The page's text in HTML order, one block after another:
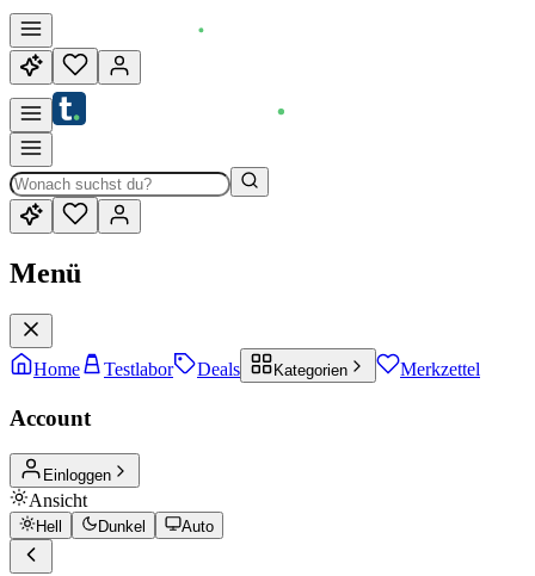
Menü
Home Testlabor Deals Kategorien Merkzettel
Account
Einloggen
Ansicht
Hell Dunkel Auto